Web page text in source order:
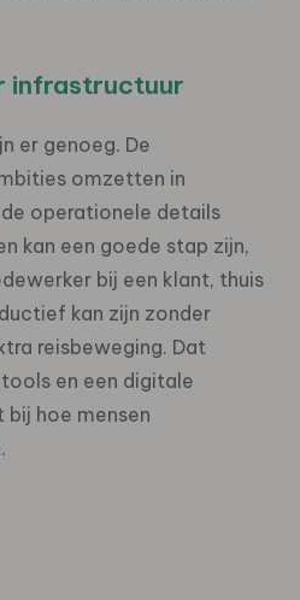
infrastructuur
er genoeg. De
omzetten in
operationele details
kan een goede stap zijn,
bij een klant, thuis
kan zijn zonder
reisbeweging. Dat
en een digitale
hoe mensen